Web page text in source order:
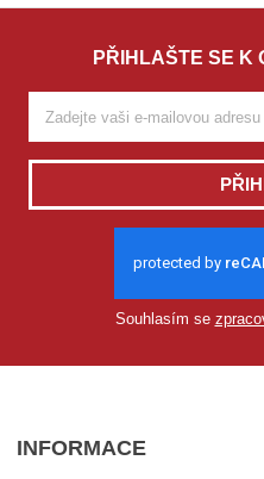
PŘIHLAŠTE SE K
Souhlasím se
INFORMACE